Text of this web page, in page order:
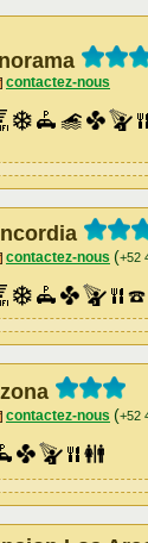
contactez-nous
contactez-nous (+52
contactez-nous (+52